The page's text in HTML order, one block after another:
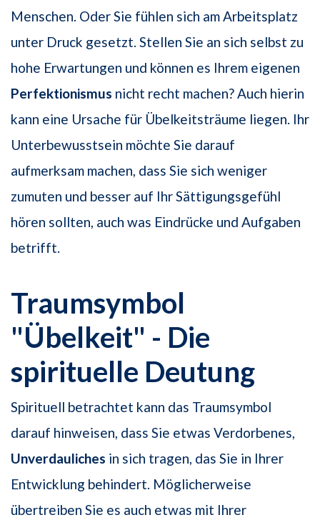
Menschen. Oder Sie fühlen sich am Arbeitsplatz
unter Druck gesetzt. Stellen Sie an sich selbst zu
hohe Erwartungen und können es Ihrem eigenen
Perfektionismus nicht recht machen? Auch hierin
kann eine Ursache für Übelkeitsträume liegen. Ihr
Unterbewusstsein möchte Sie darauf
aufmerksam machen, dass Sie sich weniger
zumuten und besser auf Ihr Sättigungsgefühl
hören sollten, auch was Eindrücke und Aufgaben
betrifft.
Traumsymbol
"Übelkeit" - Die
spirituelle Deutung
Spirituell betrachtet kann das Traumsymbol
darauf hinweisen, dass Sie etwas Verdorbenes,
Unverdauliches in sich tragen, das Sie in Ihrer
Entwicklung behindert. Möglicherweise
übertreiben Sie es auch etwas mit Ihrer